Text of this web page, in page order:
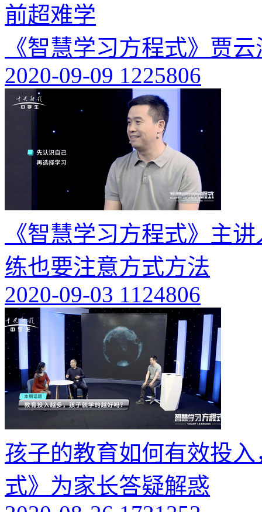
《智慧学习方程式》贾
2020-09-09 1225806
《智慧学习方程式》主
练也要注意方式方法
2020-09-03 1124806
孩子的教育如何有效投
式》为家长答疑解惑